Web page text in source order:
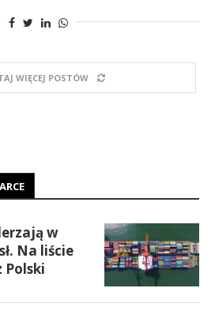
WIĘCEJ POSTÓW
w
Na liście
Polski